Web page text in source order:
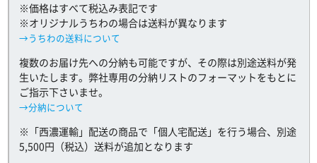
※価格はすべて税込み表記です
※オリジナルうちわの場合は送料が異なります
→うちわの送料について
複数のお届け先への分納も可能ですが、その際は別途送料が発
生いたします。弊社専用の分納リストのフォーマットをもとに
ご指示下さいませ。
→分納について
※「西濃運輸」配送の商品で「個人宅配送」を行う場合、別途
5,500円（税込）送料が追加となります